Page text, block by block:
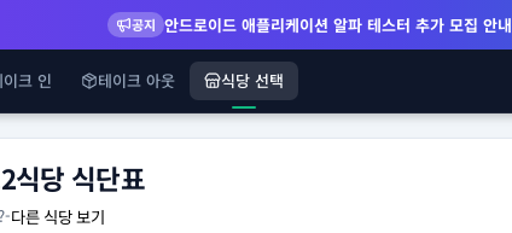
공지 안드로이드 애플리케이션 알파 테스터 추가 모집 안내
이크 인 테이크 아웃 식당 선택
식당 식단표
-다른 식당 보기